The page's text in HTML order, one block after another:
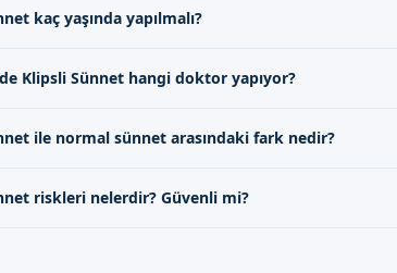
Detaylı bilgi için iletişim formumuz üzerinden bize
kaç yaşında yapılmalı?
değerlendirmesine göre değişebilir.
Klipsli Sünnet hangi doktor yapıyor?
geniş deneyime sahiptir.
ile normal sünnet arasındaki fark nedir?
sahiptir. Bu nedenle birçok aile tarafından
riskleri nelerdir? Güvenli mi?